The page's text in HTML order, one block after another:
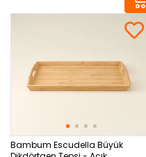
Bambum Escudella Büyük